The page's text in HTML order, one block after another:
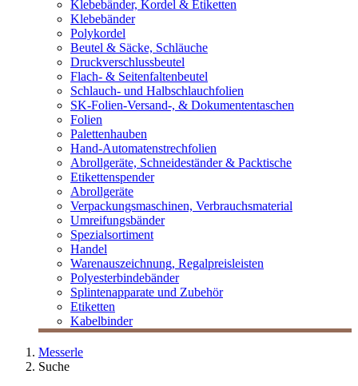
Klebebänder, Kordel & Etiketten
Klebebänder
Polykordel
Beutel & Säcke, Schläuche
Druckverschlussbeutel
Flach- & Seitenfaltenbeutel
Schlauch- und Halbschlauchfolien
SK-Folien-Versand-, & Dokumententaschen
Folien
Palettenhauben
Hand-Automatenstrechfolien
Abrollgeräte, Schneideständer & Packtische
Etikettenspender
Abrollgeräte
Verpackungsmaschinen, Verbrauchsmaterial
Umreifungsbänder
Spezialsortiment
Handel
Warenauszeichnung, Regalpreisleisten
Polyesterbindebänder
Splintenapparate und Zubehör
Etiketten
Kabelbinder
Messerle
Suche